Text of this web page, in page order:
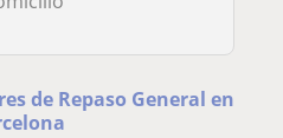
de Repaso General en